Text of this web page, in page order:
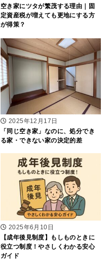
空き家にツタが繁茂する理由｜固
定資産税が増えても更地にする方
が得策？
2025年12月17日
「同じ空き家」なのに、処分でき
る家・できない家の決定的差
2025年6月10日
【成年後見制度】もしものときに
役立つ制度！やさしくわかる安心
ガイド